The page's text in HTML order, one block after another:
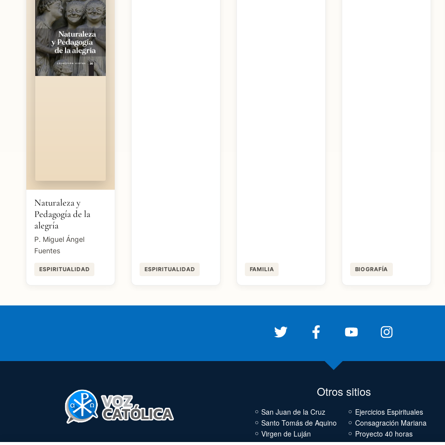
Naturaleza y
Pedagogía de la
alegría
P. Miguel Ángel
Fuentes
ESPIRITUALIDAD ESPIRITUALIDAD FAMILIA BIOGRAFÍA
Otros sitios
San Juan de la Cruz
Santo Tomás de Aquino
Virgen de Luján
Ejercicios Espirituales
Consagración Mariana
Proyecto 40 horas